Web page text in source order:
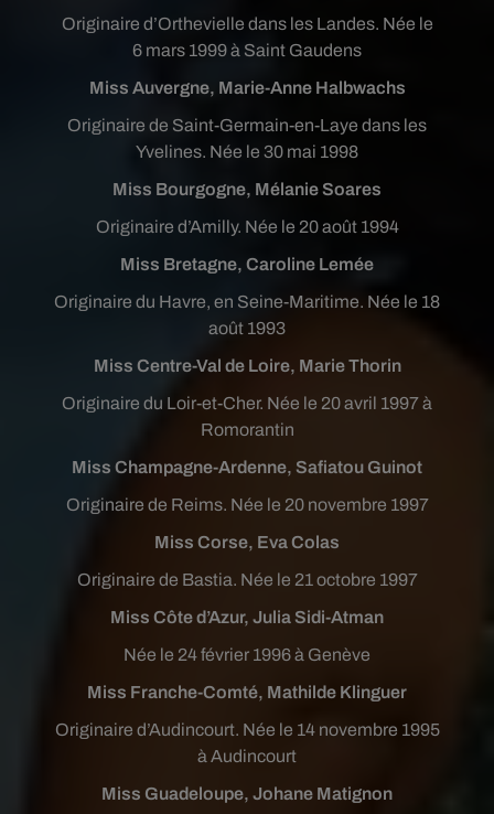
Originaire d’Orthevielle dans les Landes. Née le
6 mars 1999 à Saint Gaudens
Miss Auvergne, Marie-Anne Halbwachs
Originaire de Saint-Germain-en-Laye dans les
Yvelines. Née le 30 mai 1998
Miss Bourgogne, Mélanie Soares
Originaire d’Amilly. Née le 20 août 1994
Miss Bretagne, Caroline Lemée
Originaire du Havre, en Seine-Maritime. Née le 18
août 1993
Miss Centre-Val de Loire, Marie Thorin
Originaire du Loir-et-Cher. Née le 20 avril 1997 à
Romorantin
Miss Champagne-Ardenne, Safiatou Guinot
Originaire de Reims. Née le 20 novembre 1997
Miss Corse, Eva Colas
Originaire de Bastia. Née le 21 octobre 1997
Miss Côte d’Azur, Julia Sidi-Atman
Née le 24 février 1996 à Genève
Miss Franche-Comté, Mathilde Klinguer
Originaire d’Audincourt. Née le 14 novembre 1995
à Audincourt
Miss Guadeloupe, Johane Matignon